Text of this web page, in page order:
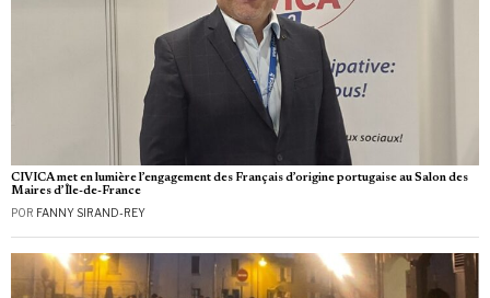
CIVICA met en lumière l’engagement des Français d’origine portugaise au Salon des
Maires d’Île-de-France
POR FANNY SIRAND-REY